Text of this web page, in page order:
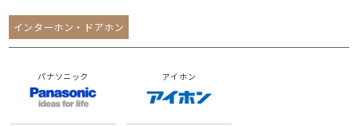
インターホン・ドアホン
パナソニック アイホン